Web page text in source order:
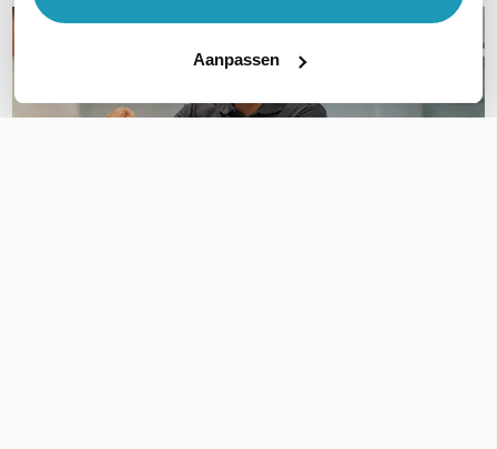
Aanpassen